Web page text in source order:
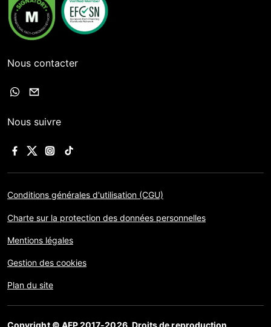
Nous contacter
Nous suivre
Conditions générales d'utilisation (CGU)
Charte sur la protection des données personnelles
Mentions légales
Gestion des cookies
Plan du site
Copyright © AFP 2017-2026. Droits de reproduction